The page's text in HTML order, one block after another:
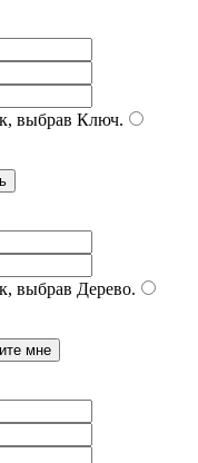
выбрав Ключ.
выбрав Дерево.